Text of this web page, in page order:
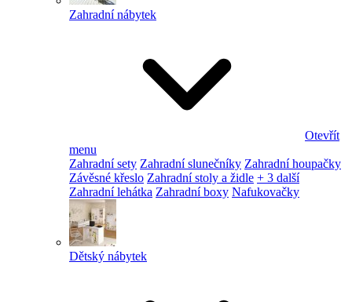
Zahradní nábytek
Otevřít
menu
Zahradní sety Zahradní slunečníky Zahradní houpačky
Závěsné křeslo Zahradní stoly a židle + 3 další
Zahradní lehátka Zahradní boxy Nafukovačky
Dětský nábytek